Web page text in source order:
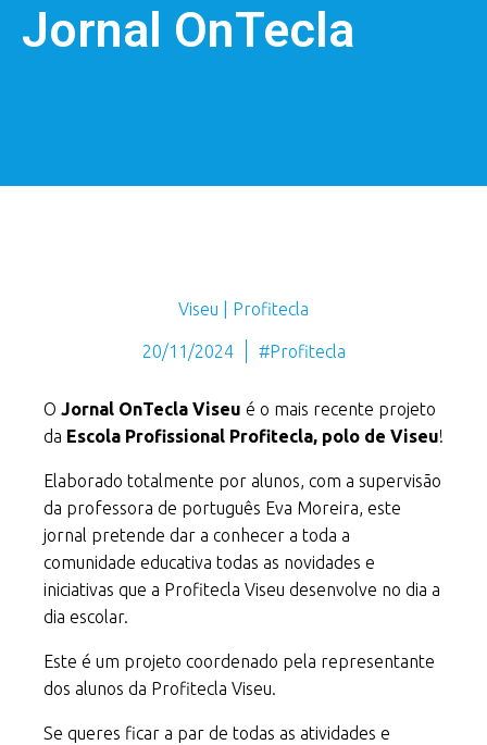
Jornal OnTecla
Viseu | Profitecla
20/11/2024 #Profitecla
O Jornal OnTecla Viseu é o mais recente projeto
da Escola Profissional Profitecla, polo de Viseu!
Elaborado totalmente por alunos, com a supervisão
da professora de português Eva Moreira, este
jornal pretende dar a conhecer a toda a
comunidade educativa todas as novidades e
iniciativas que a Profitecla Viseu desenvolve no dia a
dia escolar.
Este é um projeto coordenado pela representante
dos alunos da Profitecla Viseu.
Se queres ficar a par de todas as atividades e